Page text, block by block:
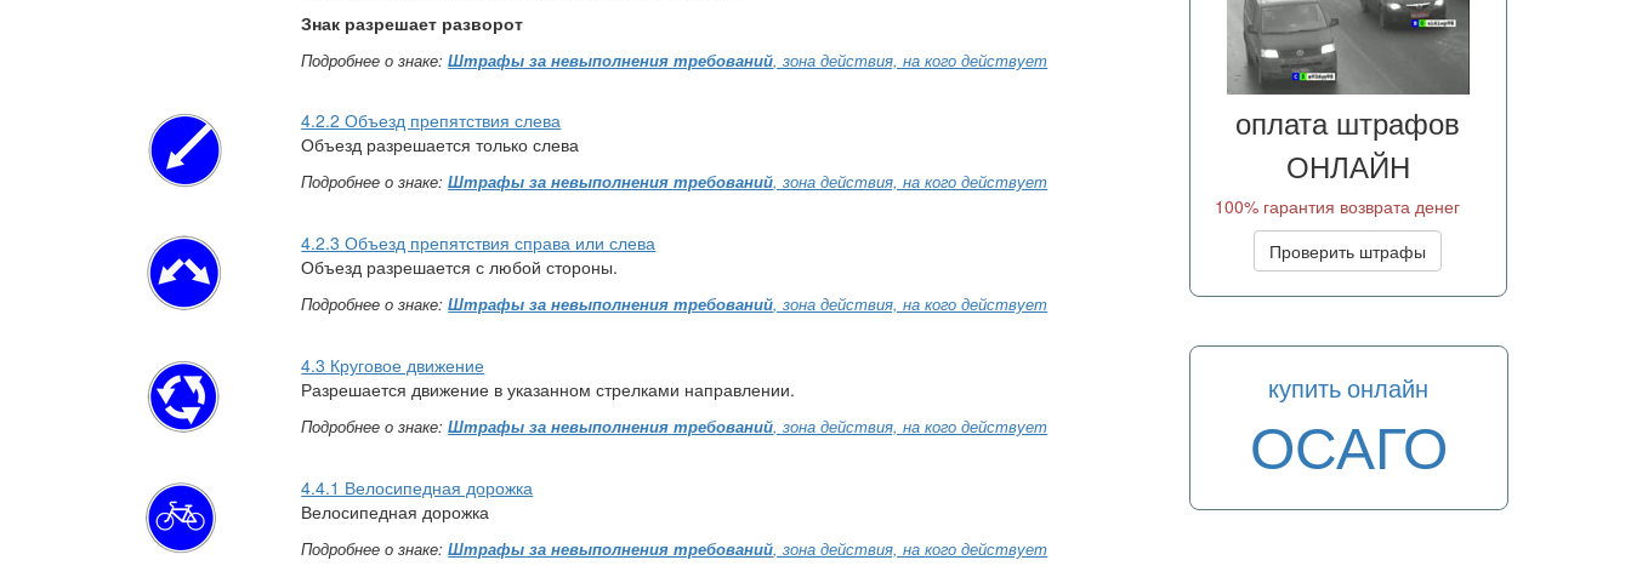
Знак разрешает разворот
Подробнее о знаке:Штрафы за невыполнения требований, зона действия, на кого действует
4.2.2 Объезд препятствия слева
Объезд разрешается только слева
Подробнее о знаке:Штрафы за невыполнения требований, зона действия, на кого действует
4.2.3 Объезд препятствия справа или слева
Объезд разрешается с любой стороны.
Подробнее о знаке:Штрафы за невыполнения требований, зона действия, на кого действует
4.3 Круговое движение
Разрешается движение в указанном стрелками направлении.
Подробнее о знаке:Штрафы за невыполнения требований, зона действия, на кого действует
4.4.1 Велосипедная дорожка
Велосипедная дорожка
Подробнее о знаке:Штрафы за невыполнения требований, зона действия, на кого действует
оплата штрафов
ОНЛАЙН
100% гарантия возврата денег
Проверить штрафы
купить онлайн
ОСАГО